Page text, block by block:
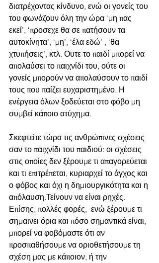
διατρέχοντας κίνδυνο, ενώ οι γονείς του
του φωνάζουν όλη την ώρα ‘μη πας
εκεί’, ‘προσεχε θα σε πατήσουν τα
αυτοκίνητα’, ‘μη’, ‘έλα εδώ’ , ‘θα
χτυπήσεις’, κτλ. Ουτε το παιδί μπορεί να
απολαύσει το παιχνίδι του, ούτε οι
γονείς μπορούν να απολαύσουν το παιδί
τους που παίζει ευχαριστημένο. Η
ενέργεια όλων ξοδεύεται στο φόβο μη
συμβεί κάποιο ατύχημα.
Σκεφτείτε τώρα τις ανθρώπινες σχέσεις
σαν το παιχνίδι του παιδιού: οι σχέσεις
στις οποίες δεν ξέρουμε τι απαγορεύεται
και τι επιτρέπεται, κυριαρχεί το άγχος και
ο φόβος και όχι η δημιουργικότητα και η
απόλαυση.Τείνουν να είναι ρηχές.
Επίσης, πολλές φορές,  ενώ ξέρουμε τι
σημαινει όρια και πόσο σημαντικά είναι,
μπορεί να φοβόμαστε ότι αν
προσπαθήσουμε να οριοθετήσουμε τη
σχέση μας με κάποιον, ή την